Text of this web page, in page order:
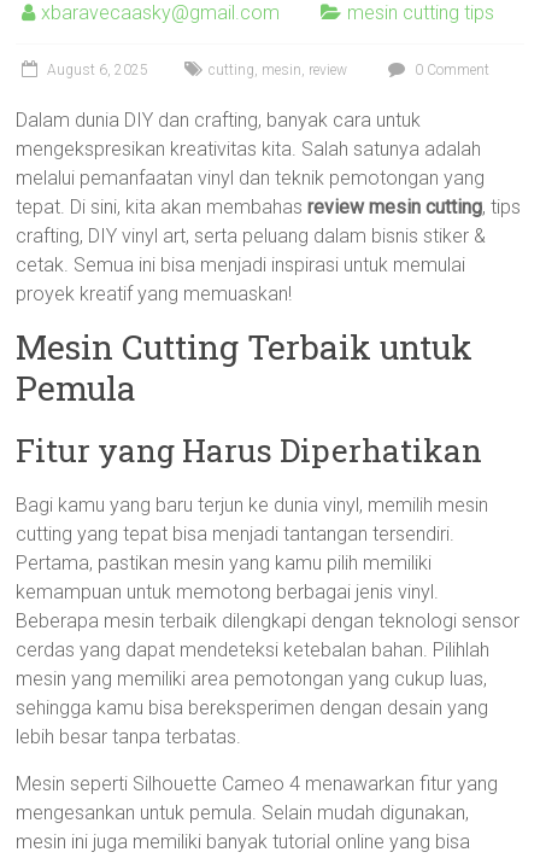
xbaravecaasky@gmail.com mesin cutting tips
August 6, 2025 cutting, mesin, review 0 Comment
Dalam dunia DIY dan crafting, banyak cara untuk
mengekspresikan kreativitas kita. Salah satunya adalah
melalui pemanfaatan vinyl dan teknik pemotongan yang
tepat. Di sini, kita akan membahasreview mesin cutting, tips
crafting, DIY vinyl art, serta peluang dalam bisnis stiker &
cetak. Semua ini bisa menjadi inspirasi untuk memulai
proyek kreatif yang memuaskan!
Mesin Cutting Terbaik untuk
Pemula
Fitur yang Harus Diperhatikan
Bagi kamu yang baru terjun ke dunia vinyl, memilih mesin
cutting yang tepat bisa menjadi tantangan tersendiri.
Pertama, pastikan mesin yang kamu pilih memiliki
kemampuan untuk memotong berbagai jenis vinyl.
Beberapa mesin terbaik dilengkapi dengan teknologi sensor
cerdas yang dapat mendeteksi ketebalan bahan. Pilihlah
mesin yang memiliki area pemotongan yang cukup luas,
sehingga kamu bisa bereksperimen dengan desain yang
lebih besar tanpa terbatas.
Mesin seperti Silhouette Cameo 4 menawarkan fitur yang
mengesankan untuk pemula. Selain mudah digunakan,
mesin ini juga memiliki banyak tutorial online yang bisa